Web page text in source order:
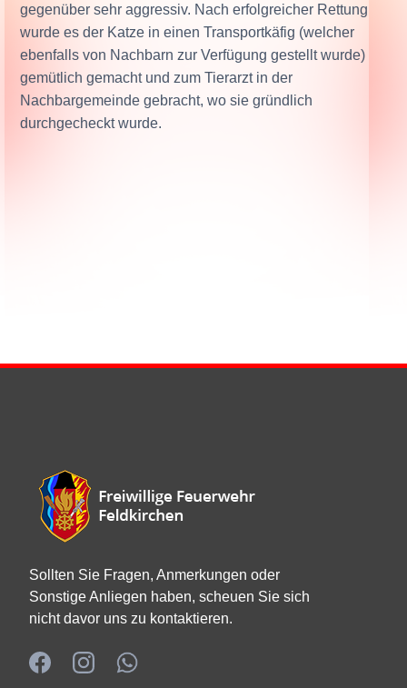
gegenüber sehr aggressiv. Nach erfolgreicher Rettung
wurde es der Katze in einen Transportkäfig (welcher
ebenfalls von Nachbarn zur Verfügung gestellt wurde)
gemütlich gemacht und zum Tierarzt in der
Nachbargemeinde gebracht, wo sie gründlich
durchgecheckt wurde.
Sollten Sie Fragen, Anmerkungen oder
Sonstige Anliegen haben, scheuen Sie sich
nicht davor uns zu kontaktieren.